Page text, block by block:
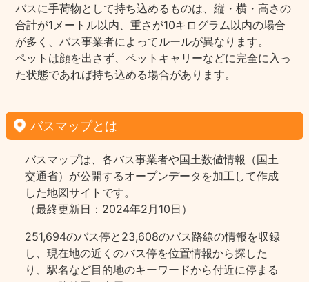
バスに手荷物として持ち込めるものは、縦・横・高さの
合計が1メートル以内、重さが10キログラム以内の場合
が多く、バス事業者によってルールが異なります。
ペットは顔を出さず、ペットキャリーなどに完全に入っ
た状態であれば持ち込める場合があります。
バスマップとは
バスマップは、各バス事業者や国土数値情報（国土
交通省）が公開するオープンデータを加工して作成
した地図サイトです。
（最終更新日：2024年2月10日）
251,694のバス停と23,608のバス路線の情報を収録
し、現在地の近くのバス停を位置情報から探した
り、駅名など目的地のキーワードから付近に停まる